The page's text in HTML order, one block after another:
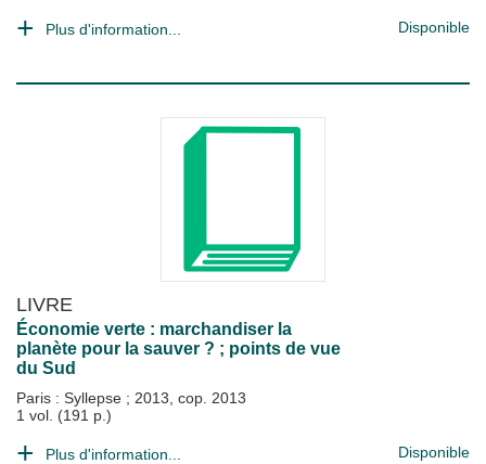
Plus d'information... Disponible
LIVRE
Économie verte : marchandiser la
planète pour la sauver ? ; points de vue
du Sud
Paris : Syllepse ; 2013, cop. 2013
1 vol. (191 p.)
Plus d'information... Disponible